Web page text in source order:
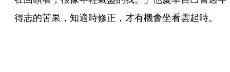
得志的苦果，知適時修正，才有機會坐看雲起時。